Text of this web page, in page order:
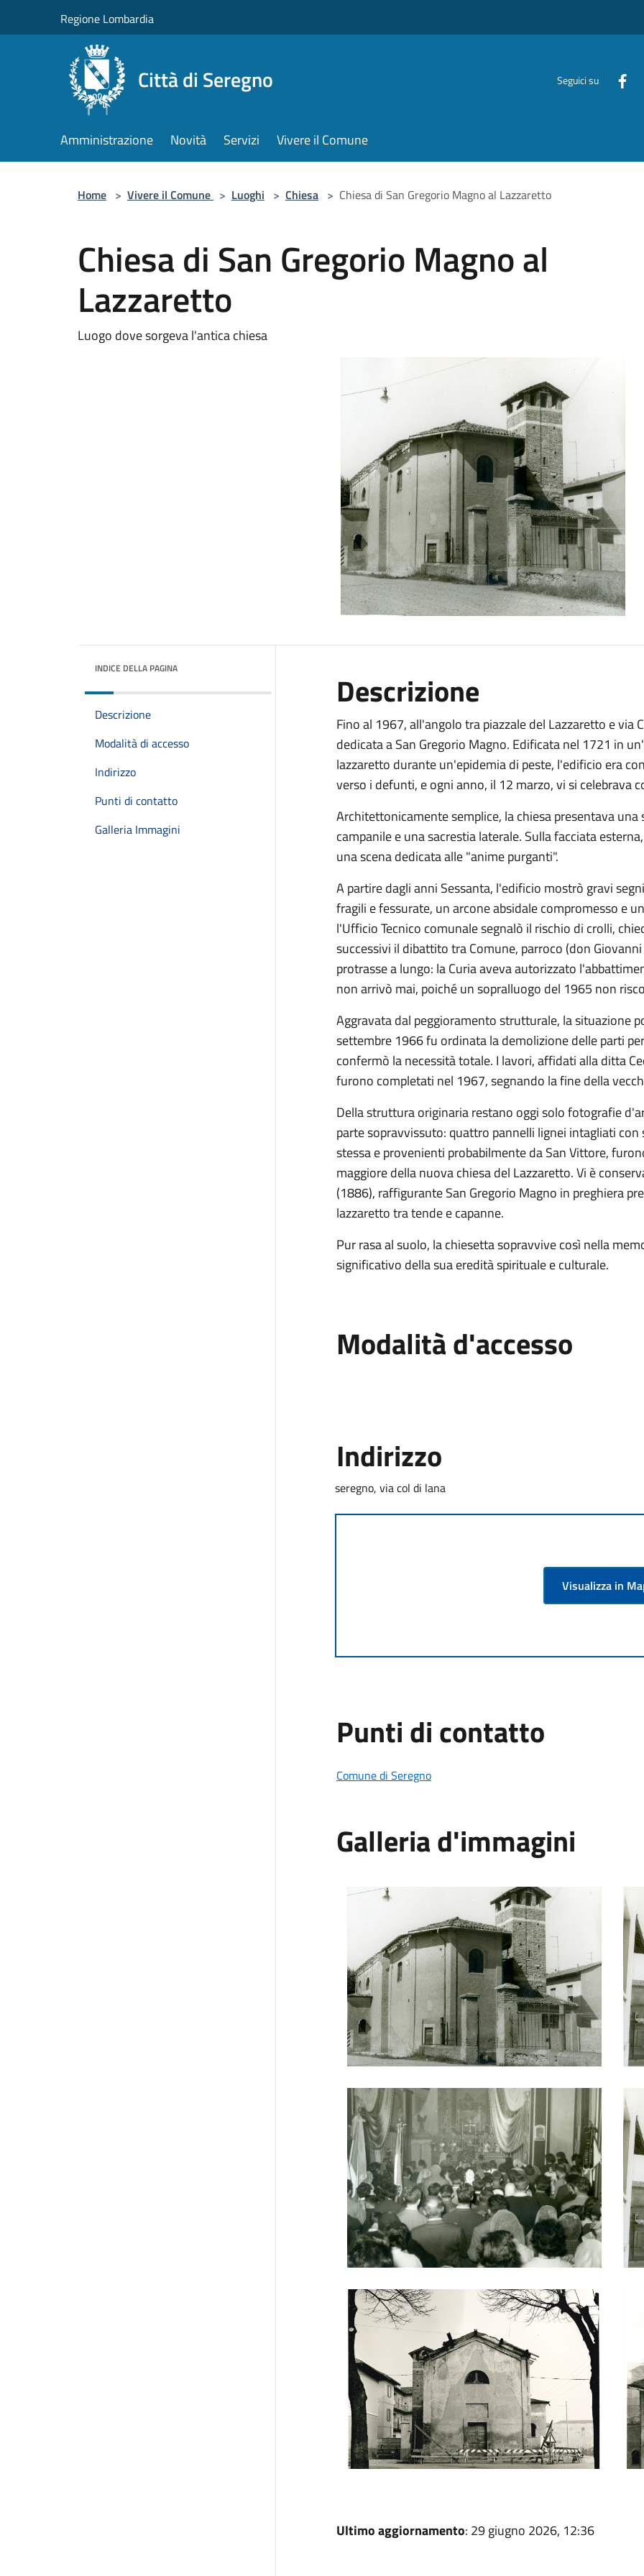
Regione Lombardia
Città di Seregno Seguici su
Amministrazione Novità Servizi Vivere il Comune
Home > Vivere il Comune > Luoghi > Chiesa > Chiesa di San Gregorio Magno al Lazzaretto
Chiesa di San Gregorio Magno al
Lazzaretto
Luogo dove sorgeva l'antica chiesa
INDICE DELLA PAGINA
Descrizione
Modalità di accesso
Indirizzo
Punti di contatto
Galleria Immagini
Descrizione
Fino al 1967, all'angolo tra piazzale del Lazzaretto e via
dedicata a San Gregorio Magno. Edificata nel 1721 in
lazzaretto durante un'epidemia di peste, l'edificio era
verso i defunti, e ogni anno, il 12 marzo, vi si celebrava
Architettonicamente semplice, la chiesa presentava
campanile e una sacrestia laterale. Sulla facciata
una scena dedicata alle "anime purganti".
A partire dagli anni Sessanta, l'edificio mostrò gravi
fragili e fessurate, un arcone absidale compromesso e
l'Ufficio Tecnico comunale segnalò il rischio di crolli,
successivi il dibattito tra Comune, parroco (don
protrasse a lungo: la Curia aveva autorizzato
non arrivò mai, poiché un sopralluogo del 1965 non
Aggravata dal peggioramento strutturale, la situazione
settembre 1966 fu ordinata la demolizione delle parti
confermò la necessità totale. I lavori, affidati alla ditta
furono completati nel 1967, segnando la fine della
Della struttura originaria restano oggi solo fotografie
parte sopravvissuto: quattro pannelli lignei intagliati
stessa e provenienti probabilmente da San Vittore,
maggiore della nuova chiesa del Lazzaretto. Vi è
(1886), raffigurante San Gregorio Magno in preghiera
lazzaretto tra tende e capanne.
Pur rasa al suolo, la chiesetta sopravvive così nella
significativo della sua eredità spirituale e culturale.
Modalità d'accesso
Indirizzo
seregno, via col di lana
Visualizza in
Punti di contatto
Comune di Seregno
Galleria d'immagini
Chiesa San Gregorio Magno al Lazzaretto
Chiesa San Gregorio Magno al Lazzaretto
Chiesa San Gregorio Magno al Lazzaretto
Ultimo aggiornamento: 29 giugno 2026, 12:36